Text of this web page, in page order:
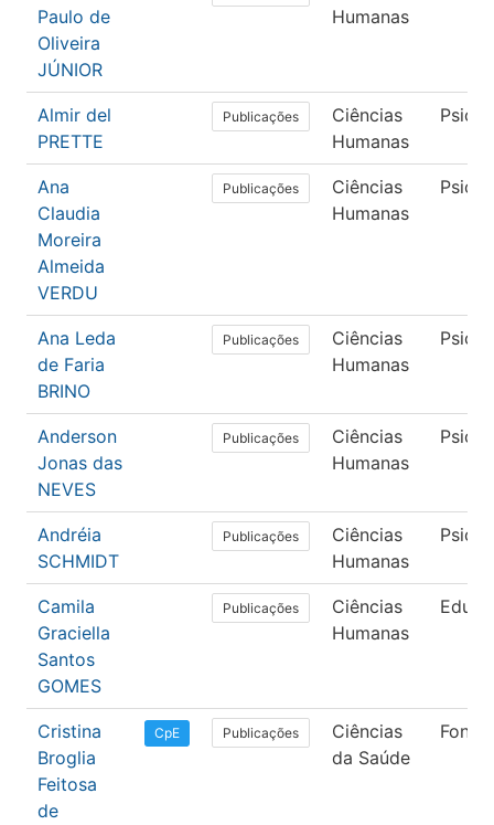
Paulo de
Oliveira
JÚNIOR
Humanas
Almir del
PRETTE
Publicações
Ciências
Humanas
Ana
Claudia
Moreira
Almeida
VERDU
Publicações
Ciências
Humanas
Ana Leda
de Faria
BRINO
Publicações
Ciências
Humanas
Anderson
Jonas das
NEVES
Publicações
Ciências
Humanas
Andréia
SCHMIDT
Publicações
Ciências
Humanas
Camila
Graciella
Santos
GOMES
Publicações
Ciências
Humanas
Cristina
Broglia
Feitosa
de
CpE Publicações
Ciências
da Saúde